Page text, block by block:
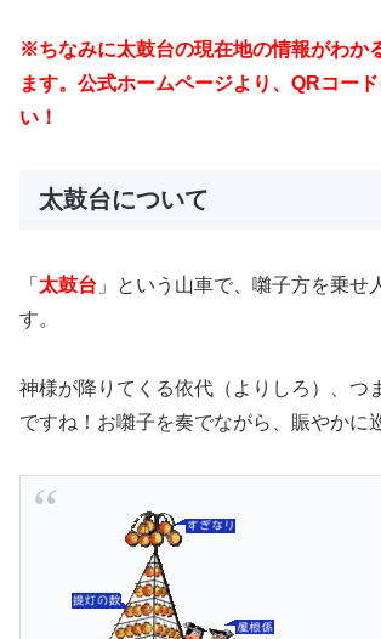
※ちなみに太鼓台の現在地の情報がわか
ます。公式ホームページより、QRコー
い！
太鼓台について
「 太鼓台 」という山車で、囃子方を乗せ
す。
神様が降りてくる依代（よりしろ）、つ
ですね！お囃子を奏でながら、賑やかに